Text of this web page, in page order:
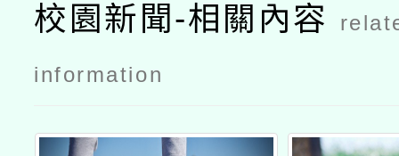
校園新聞-相關內容
information